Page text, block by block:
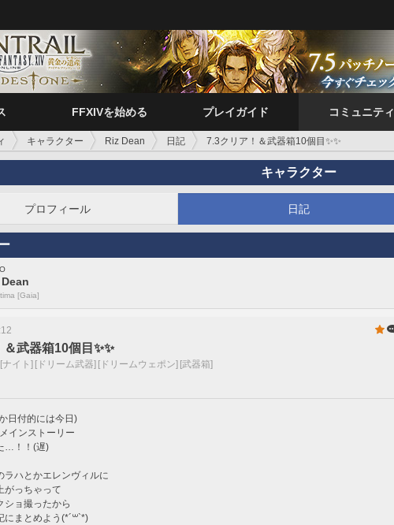
FFXIVを始める プレイガイド コミュニティ
キャラクター Riz Dean 日記 7.3クリア！＆武器箱10個目✨️✨️
キャラクター
プロフィール 日記
[Gaia]
武器箱10個目✨️✨️
[ナイト] [ドリーム武器] [ドリームウェポン] [武器箱]
日付的には今日)
インストーリー
…！！(遅)
ラハとかエレンヴィルに
がっちゃって
ショ撮ったから
にまとめよう(*´꒳`*)